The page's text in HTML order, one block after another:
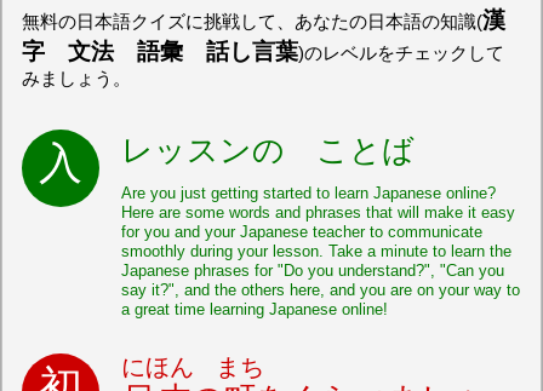
無料の日本語クイズに挑戦して、あなたの日本語の知識(漢
字 文法 語彙 話し言葉)のレベルをチェックして
みましょう。
レッスンの ことば
Are you just getting started to learn Japanese online?
Here are some words and phrases that will make it easy
for you and your Japanese teacher to communicate
smoothly during your lesson. Take a minute to learn the
Japanese phrases for "Do you understand?", "Can you
say it?", and the others here, and you are on your way to
a great time learning Japanese online!
にほん まち